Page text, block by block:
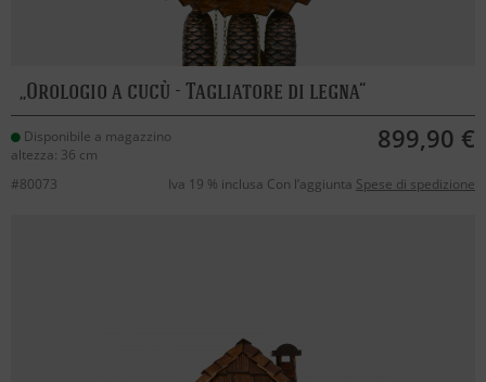
Orologio a cucù - Tagliatore di legna
Disponibile a magazzino
altezza: 36 cm
899,90 €
#80073 Iva 19 % inclusa Con l’aggiunta Spese di spedizione